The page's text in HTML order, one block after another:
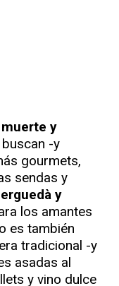
y
-y
gourmets,
sendas y
y
los amantes
es también
tradicional -y
asadas al
y vino dulce